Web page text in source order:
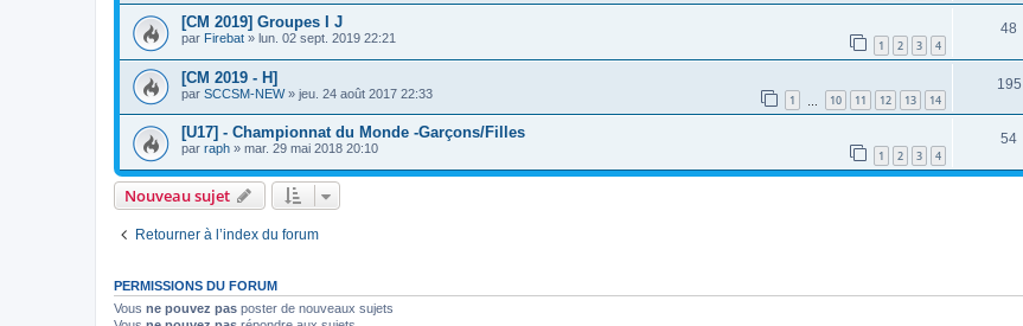
[CM 2019] Groupes I J
par Firebat » lun. 02 sept. 2019 22:21 1 2 3 4
48
[CM 2019 - H]
par SCCSM-NEW» jeu. 24 août 2017 22:33 1 10 11 12 13 14
195
[U17] - Championnat du Monde -Garçons/Filles
par raph » mar. 29 mai 2018 20:10 1 2 3 4
54
Nouveau sujet
Retourner à l’index du forum
PERMISSIONS DU FORUM
Vous ne pouvez pas poster de nouveaux sujets